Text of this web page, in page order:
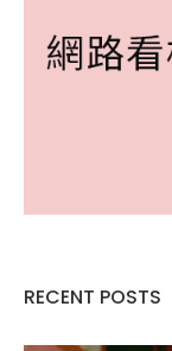
RECENT POSTS